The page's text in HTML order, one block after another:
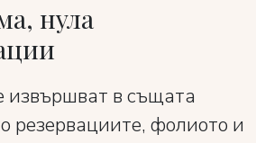
нула
в същата
резервациите, фолиото и